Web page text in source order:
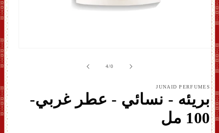
بشكل
0
/ل4
JUNAID PERFUMES
بريئه - نسائي - عطر غربي-
100 مل